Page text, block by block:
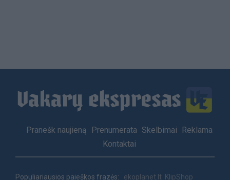
Footer
Pranešk naujieną Prenumerata Skelbimai
Reklama
Kontaktai
Populiariausios paieškos frazės: ekoplanet.lt KlipShop